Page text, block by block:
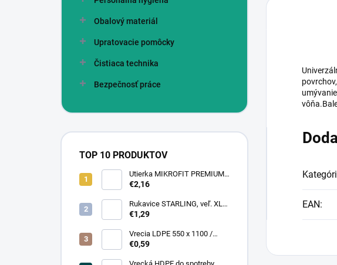
Obalový materiál
Upratovacie pomôcky
Čistiaca technika
Bezpečnosť práce
TOP 10 PRODUKTOV
Utierka MIKROFIT PREMIUM
920 40x40 cm, 305 gr./m2
€2,16
Rukavice STARLING, veľ. XL
(12 pár = bal)
€1,29
Vrecia LDPE 550 x 1100 /
0,13,1A, číra
€0,59
EAN: